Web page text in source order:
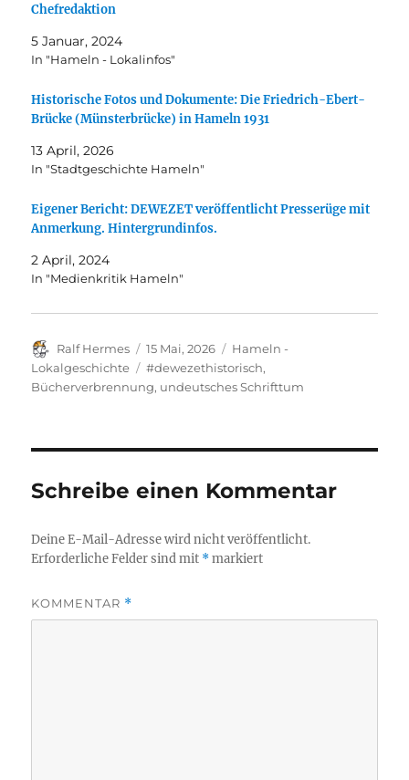
Chefredaktion
5 Januar, 2024
In "Hameln - Lokalinfos"
Historische Fotos und Dokumente: Die Friedrich-Ebert-
Brücke (Münsterbrücke) in Hameln 1931
13 April, 2026
In "Stadtgeschichte Hameln"
Eigener Bericht: DEWEZET veröffentlicht Presserüge mit
Anmerkung. Hintergrundinfos.
2 April, 2024
In "Medienkritik Hameln"
Autor
Ralf Hermes
Veröffentlicht
am
15 Mai, 2026 Kategorien
Hameln -
Lokalgeschichte
Schlagwörter
#dewezethistorisch,
Bücherverbrennung, undeutsches Schrifttum
Schreibe einen Kommentar
Deine E-Mail-Adresse wird nicht veröffentlicht.
Erforderliche Felder sind mit *markiert
KOMMENTAR *